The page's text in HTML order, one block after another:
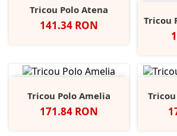
Tricou Polo Atena
Pret
141.34 RON Tricou
Tricou Polo Amelia
Pret
171.84 RON